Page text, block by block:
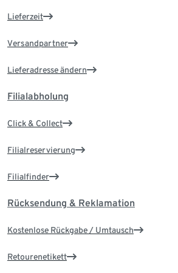
Lieferzeit
Versandpartner
Lieferadresse ändern
Filialabholung
Click & Collect
Filialreservierung
Filialfinder
Rücksendung & Reklamation
Kostenlose Rückgabe / Umtausch
Retourenetikett